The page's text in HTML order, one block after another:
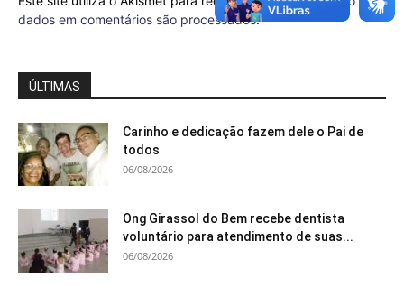
dados em comentários são processados.
ÚLTIMAS
Carinho e dedicação fazem dele o Pai de
todos
06/08/2026
Ong Girassol do Bem recebe dentista
voluntário para atendimento de suas...
06/08/2026